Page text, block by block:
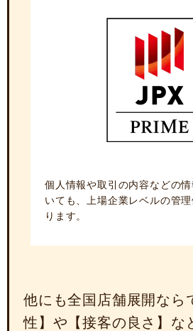
個人情報や取引の内容などの
いても、上場企業レベルの管
ります。
他にも全国店舗展開なら
性】や【接客の良さ】な